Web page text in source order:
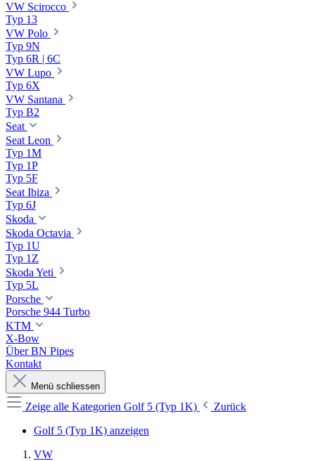
VW Scirocco
Typ 13
VW Polo
Typ 9N
Typ 6R | 6C
VW Lupo
Typ 6X
VW Santana
Typ B2
Seat
Seat Leon
Typ 1M
Typ 1P
Typ 5F
Seat Ibiza
Typ 6J
Skoda
Skoda Octavia
Typ 1U
Typ 1Z
Skoda Yeti
Typ 5L
Porsche
Porsche 944 Turbo
KTM
X-Bow
Über BN Pipes
Kontakt
Menü schliessen
Zeige alle Kategorien Golf 5 (Typ 1K)
Zurück
Golf 5 (Typ 1K) anzeigen
VW